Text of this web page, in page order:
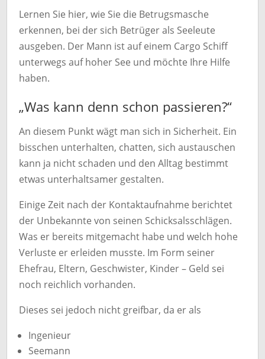
Lernen Sie hier, wie Sie die Betrugsmasche
erkennen, bei der sich Betrüger als Seeleute
ausgeben. Der Mann ist auf einem Cargo Schiff
unterwegs auf hoher See und möchte Ihre Hilfe
haben.
„Was kann denn schon passieren?“
An diesem Punkt wägt man sich in Sicherheit. Ein
bisschen unterhalten, chatten, sich austauschen
kann ja nicht schaden und den Alltag bestimmt
etwas unterhaltsamer gestalten.
Einige Zeit nach der Kontaktaufnahme berichtet
der Unbekannte von seinen Schicksalsschlägen.
Was er bereits mitgemacht habe und welch hohe
Verluste er erleiden musste. Im Form seiner
Ehefrau, Eltern, Geschwister, Kinder – Geld sei
noch reichlich vorhanden.
Dieses sei jedoch nicht greifbar, da er als
Ingenieur
Seemann